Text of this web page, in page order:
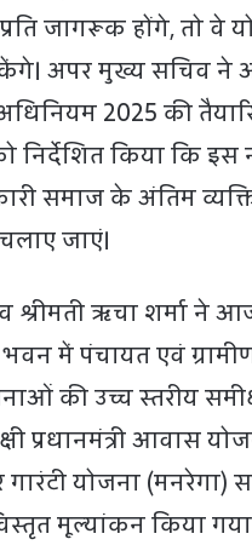
जागरूक होंगे, तो
अपर मुख्य सचिव ने
2025 की
निर्देशित किया कि
समाज के अंतिम
जाएं।
ऋचा शर्मा ने
में पंचायत एवं
की उच्च स्तरीय
प्रधानमंत्री आवास
गारंटी योजना
मूल्यांकन किया